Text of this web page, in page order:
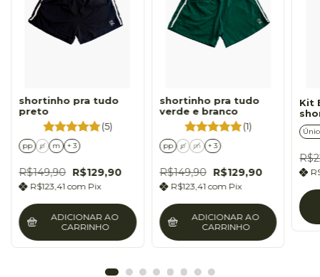
shortinho pra tudo
preto
(5)
pp p m + 3
R$149,90 R$129,90
R$123,41 com Pix
ADICIONAR AO
CARRINHO
shortinho pra tudo
verde e branco
(1)
pp p m + 3
R$149,90 R$129,90
R$123,41 com Pix
ADICIONAR AO
CARRINHO
Kit